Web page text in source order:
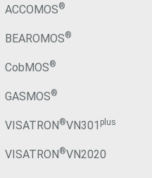
ACCOMOS®
BEAROMOS®
CobMOS®
GASMOS®
VISATRON®VN301 plus
VISATRON®VN2020